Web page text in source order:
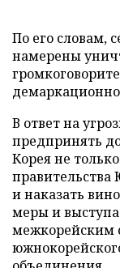
По его словам,
намерены
В ответ на
предпринять
Корея не
и наказать
меры и
межкорейским